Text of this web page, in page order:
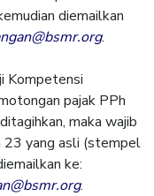
diemailkan
.
Kompetensi
pajak PPh
maka wajib
23 yang asli (stempel
ke:
.